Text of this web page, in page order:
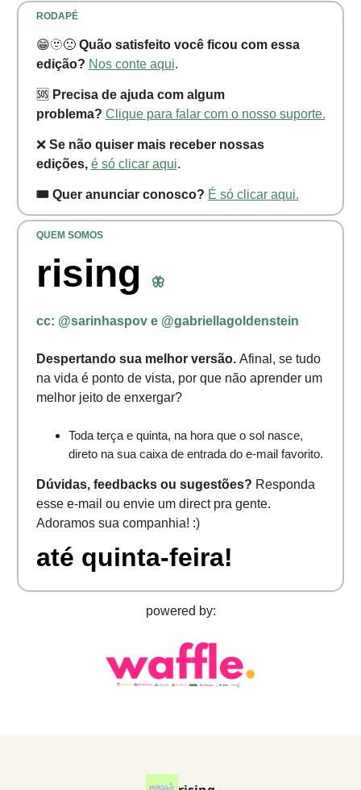
RODAPÉ
😁🫥🙁 Quão satisfeito você ficou com essa
edição? Nos conte aqui.
🆘 Precisa de ajuda com algum
problema? Clique para falar com o nosso suporte.
❌ Se não quiser mais receber nossas
edições, é só clicar aqui.
🎟️ Quer anunciar conosco? É só clicar aqui.
QUEM SOMOS
rising 🦋
cc: @sarinhaspov e @gabriellagoldenstein
Despertando sua melhor versão. Afinal, se tudo
na vida é ponto de vista, por que não aprender um
melhor jeito de enxergar?
Toda terça e quinta, na hora que o sol nasce,
direto na sua caixa de entrada do e-mail favorito.
Dúvidas, feedbacks ou sugestões? Responda
esse e-mail ou envie um direct pra gente.
Adoramos sua companhia! :)
até quinta-feira!
powered by: